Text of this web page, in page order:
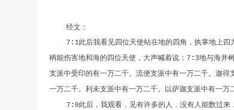
经文：
7:1此后我看见四位天使站在地的四角，执掌地上四
柄能伤害地和海的四位天使，大声喊着说： 7:3地与海并
支派中受印的有一万二千。流便支派中有一万二千。迦得
一万二千。利未支派中有一万二千。以萨迦支派中有一万
7:9此后，我观看，见有许多的人，没有人能数过